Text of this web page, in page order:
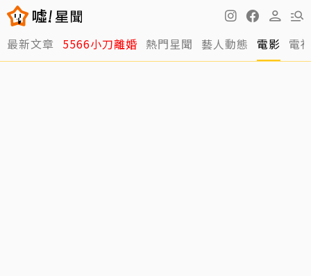
最新文章 5566小刀離婚 熱門星聞 藝人動態 電影 電